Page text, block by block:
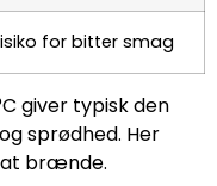
for bitter smag
giver typisk den
sprødhed. Her
at brænde.